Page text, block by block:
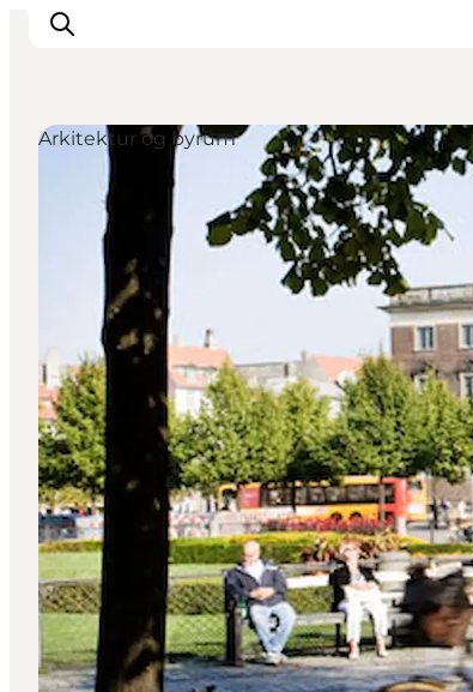
This is Copenhagen
Aktiviteter
Spis & drik
Områder
Planlæg din tur
CopenPay
Copenhagen Card
Arkitektur og byrum